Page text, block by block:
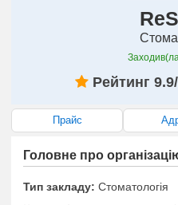
Рейтинг
Прайс
Головне про
Тип закладу: Стоматологія